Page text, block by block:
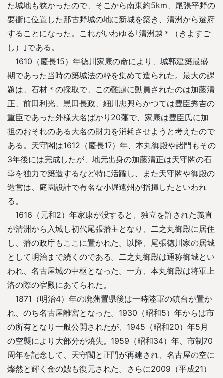
た城地も狭かったので、そこから南東約5km、尾張平野の
要衝に位置した那古野城の地に新城を築き、清洲から遷府
することになった。これがいわゆる｢清洲越＊（きよすご
し）｣である。
1610（慶長15）年徳川家康の命により、城郭建築最盛
期であった当時の築城法の粋を集めて造られた。最大の課
題は、石材＊の採取で、この難題に動員されたのは加藤清
正、前田利光、黒田長政、細川忠興らかつては豊臣秀吉の
重臣であった外様大名ばかり20藩で、家康は豊臣氏に加
担のおそれのある大名の財力を消耗させようと考えたので
ある。天守閣は1612（慶長17）年、本丸御殿や諸門もその
3年後には完成したが、地元出身の加藤清正は天守閣の石
塁を独力で築造するなど特に活躍し、また天守閣や御殿の
造営は、庭園設計で有名な小堀遠州が指揮したといわれ
る。
1616（元和2）年家康が没すると、独立を許された義直
が清洲から入城し初代尾張藩主となり、二之丸御殿に居住
し、藩の政庁もここに置かれた。以降、尾張徳川家の居城
として明治まで続くのである。二之丸御殿は通称御城とい
われ、名古屋城の中枢となった。一方、本丸御殿は将軍上
洛の際の宿殿にあてられた。
1871（明治4）年の廃藩置県後は一時陸軍の鎮台が置か
れ、のち名古屋離宮となった。1930（昭和5）年からは市
の所有となり一般公開されたが、1945（昭和20）年5月
の空襲により大部分が焼失。1959（昭和34）年、市制70
周年を記念して、天守閣と正門が再建され、名古屋の空に
燦然と輝く金の鯱も復元された。さらに2009（平成21）